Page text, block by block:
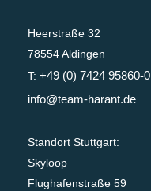
Heerstraße 32
78554 Aldingen
T: +49 (0) 7424 95860-0
info@team-harant.de
Standort Stuttgart:
Skyloop
Flughafenstraße 59